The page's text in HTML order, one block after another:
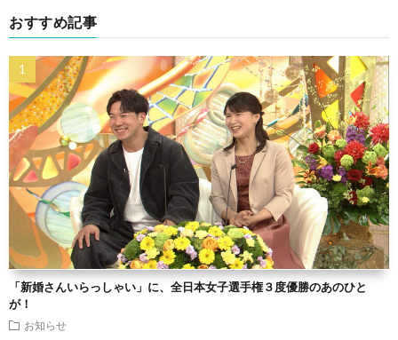
おすすめ記事
「新婚さんいらっしゃい」に、全日本女子選手権３度優勝のあのひと
が！
お知らせ